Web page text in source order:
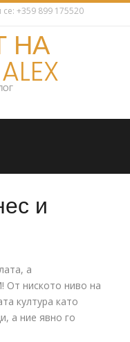
+359 899 175520
НА
и
а
ниското ниво на
култура като
а ние явно го